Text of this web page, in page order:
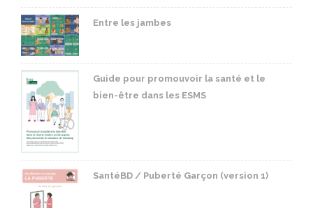
Entre les jambes
Guide pour promouvoir la santé et le
bien-être dans les ESMS
SantéBD / Puberté Garçon (version 1)